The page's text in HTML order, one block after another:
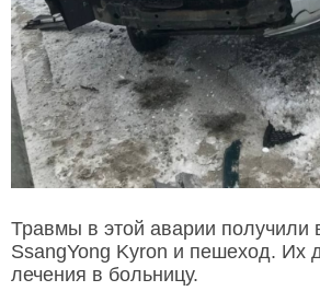
Травмы в этой аварии получили
SsangYong Kyron и пешеход. Их
лечения в больницу.